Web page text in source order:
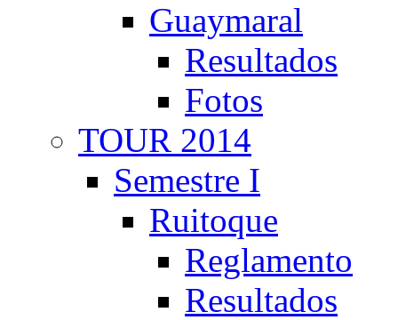
Guaymaral
Resultados
Fotos
TOUR 2014
Semestre I
Ruitoque
Reglamento
Resultados